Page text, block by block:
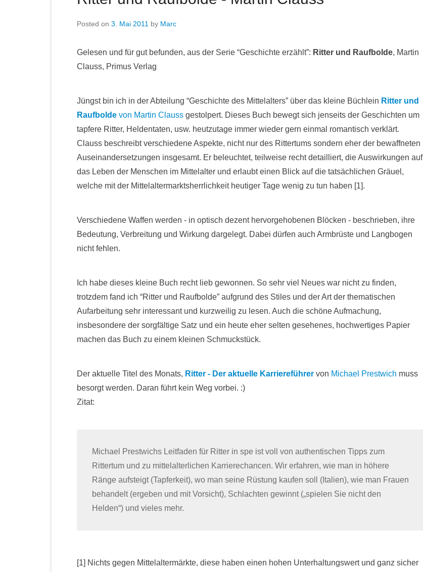
Posted on 3. Mai 2011 by Marc
Gelesen und für gut befunden, aus der Serie “Geschichte erzählt”: Ritter und Raufbolde, Martin
Clauss, Primus Verlag
Jüngst bin ich in der Abteilung “Geschichte des Mittelalters” über das kleine Büchlein Ritter und
Raufbolde von Martin Clauss gestolpert. Dieses Buch bewegt sich jenseits der Geschichten um
tapfere Ritter, Heldentaten, usw. heutzutage immer wieder gern einmal romantisch verklärt.
Clauss beschreibt verschiedene Aspekte, nicht nur des Rittertums sondern eher der bewaffneten
Auseinandersetzungen insgesamt. Er beleuchtet, teilweise recht detailliert, die Auswirkungen auf
das Leben der Menschen im Mittelalter und erlaubt einen Blick auf die tatsächlichen Gräuel,
welche mit der Mittelaltermarktsherrlichkeit heutiger Tage wenig zu tun haben [1].
Verschiedene Waffen werden - in optisch dezent hervorgehobenen Blöcken - beschrieben, ihre
Bedeutung, Verbreitung und Wirkung dargelegt. Dabei dürfen auch Armbrüste und Langbogen
nicht fehlen.
Ich habe dieses kleine Buch recht lieb gewonnen. So sehr viel Neues war nicht zu finden,
trotzdem fand ich “Ritter und Raufbolde” aufgrund des Stiles und der Art der thematischen
Aufarbeitung sehr interessant und kurzweilig zu lesen. Auch die schöne Aufmachung,
insbesondere der sorgfältige Satz und ein heute eher selten gesehenes, hochwertiges Papier
machen das Buch zu einem kleinen Schmuckstück.
Der aktuelle Titel des Monats, Ritter - Der aktuelle Karriereführer von Michael Prestwich muss
besorgt werden. Daran führt kein Weg vorbei. :)
Zitat:
Michael Prestwichs Leitfaden für Ritter in spe ist voll von authentischen Tipps zum
Rittertum und zu mittelalterlichen Karrierechancen. Wir erfahren, wie man in höhere
Ränge aufsteigt (Tapferkeit), wo man seine Rüstung kaufen soll (Italien), wie man Frauen
behandelt (ergeben und mit Vorsicht), Schlachten gewinnt („spielen Sie nicht den
Helden“) und vieles mehr.
[1] Nichts gegen Mittelaltermärkte, diese haben einen hohen Unterhaltungswert und ganz sicher